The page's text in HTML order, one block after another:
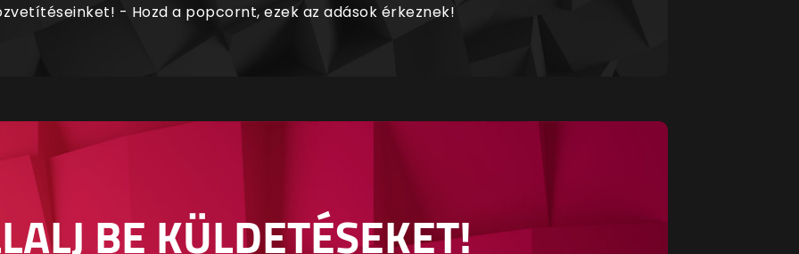
- Hozd a popcornt, ezek az adások érkeznek!
BE KÜLDETÉSEKET!